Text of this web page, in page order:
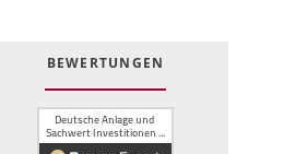
BEWERTUNGEN